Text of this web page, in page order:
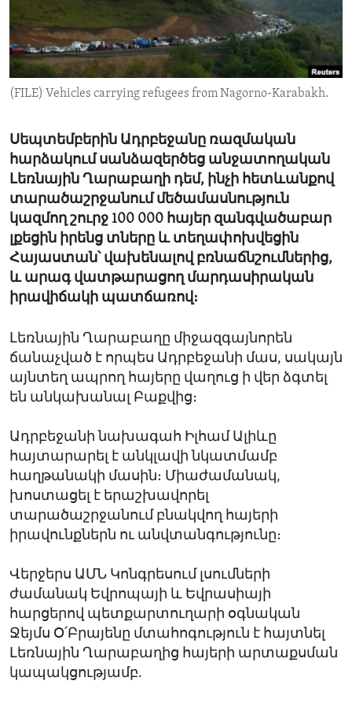
ENVIRONMENT AND HEALTH
IDEALS AND INSTITUTIONS
(FILE) Vehicles carrying refugees from Nagorno-Karabakh.
Սեպտեմբերին Ադրբեջանը ռազմական
հարձակում սանձազերծեց անջատողական
Լեռնային Ղարաբաղի դեմ, ինչի հետևանքով
տարածաշրջանում մեծամասնություն
կազմող շուրջ 100 000 հայեր զանգվածաբար
լքեցին իրենց տները և տեղափոխվեցին
Հայաստան՝ վախենալով բռնաճնշումներից,
և արագ վատթարացող մարդասիրական
իրավիճակի պատճառով։
Լեռնային Ղարաբաղը միջազգայնորեն
ճանաչված է որպես Ադրբեջանի մաս, սակայն
այնտեղ ապրող հայերը վաղուց ի վեր ձգտել
են անկախանալ Բաքվից։
Ադրբեջանի նախագահ Իլհամ Ալիևը
հայտարարել է անկլավի նկատմամբ
հաղթանակի մասին։ Միաժամանակ,
խոստացել է երաշխավորել
տարածաշրջանում բնակվող հայերի
իրավունքներն ու անվտանգությունը։
Վերջերս ԱՄՆ Կոնգրեսում լսումների
ժամանակ Եվրոպայի և Եվրասիայի
հարցերով պետքարտուղարի օգնական
Ջեյմս Օ՛Բրայենը մտահոգություն է հայտնել
Լեռնային Ղարաբաղից հայերի արտաքսման
կապակցությամբ.